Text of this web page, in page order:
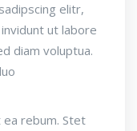
elitr,
ut labore
diam voluptua.
rebum. Stet